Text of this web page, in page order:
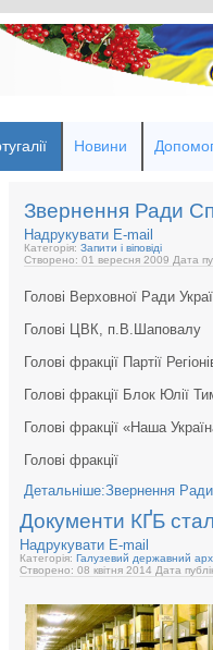
Новини
Звернення Ради
Надрукувати E-mail
Категорія:Запити і віповіді
Створено: 01 вересня 2009 Дата
Голові Верховної Ради
Голові ЦВК, п.В.Шаповалу
Голові фракції Партії
Голові фракції Блок Юлії
Голові фракції «Наша
Голові фракції
Детальніше:Звернення Ради
Документи КҐБ
Надрукувати E-mail
Категорія: Галузевий державний
Створено: 08 квітня 2014 Дата